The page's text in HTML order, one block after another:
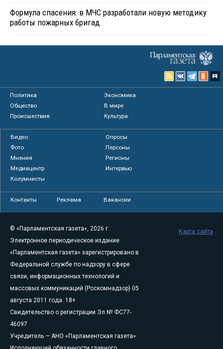
Формула спасения: в МЧС разработали новую методику
работы пожарных бригад
Политика
Экономика
Общество
В мире
Происшествия
Культура
Видео
Опросы
Фото
Персоны
Мнения
Регионы
Медиацентр
Интервью
Колумнисты
Контакты Реклама Вакансии
© «Парламентская газета», 2026 г.
Электронное периодическое издание
«Парламентская газета» зарегистрировано в
Федеральной службе по надзору в сфере
связи, информационных технологий и
массовых коммуникаций (Роскомнадзор) 05
августа 2011 года. 18+
Свидетельство о регистрации Эл № ФС77-
46097
Учредитель — АНО «Парламентская газета»
Карта сайта